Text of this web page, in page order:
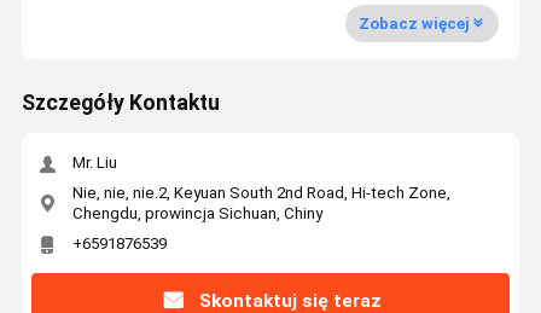
Zobacz więcej
Szczegóły Kontaktu
Mr. Liu
Nie, nie, nie.2, Keyuan South 2nd Road, Hi-tech Zone,
Chengdu, prowincja Sichuan, Chiny
+6591876539
Skontaktuj się teraz